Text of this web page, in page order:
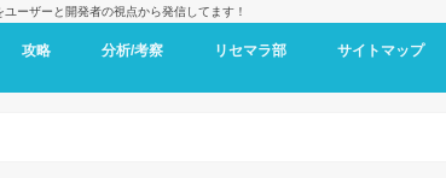
ーザーと開発者の視点から発信してます！
攻略 分析/考察 リセマラ部 サイトマップ